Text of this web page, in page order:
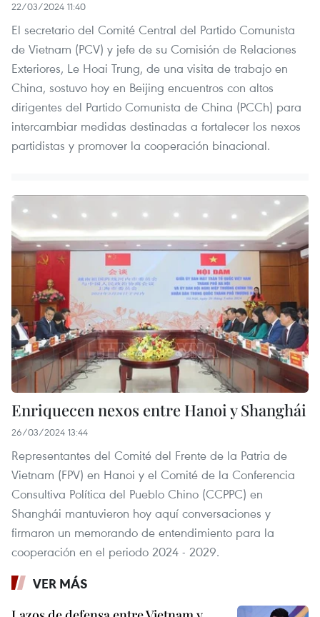
22/03/2024 11:40
El secretario del Comité Central del Partido Comunista
de Vietnam (PCV) y jefe de su Comisión de Relaciones
Exteriores, Le Hoai Trung, de una visita de trabajo en
China, sostuvo hoy en Beijing encuentros con altos
dirigentes del Partido Comunista de China (PCCh) para
intercambiar medidas destinadas a fortalecer los nexos
partidistas y promover la cooperación binacional.
Enriquecen nexos entre Hanoi y Shanghái
26/03/2024 13:44
Representantes del Comité del Frente de la Patria de
Vietnam (FPV) en Hanoi y el Comité de la Conferencia
Consultiva Política del Pueblo Chino (CCPPC) en
Shanghái mantuvieron hoy aquí conversaciones y
firmaron un memorando de entendimiento para la
cooperación en el periodo 2024 - 2029.
VER MÁS